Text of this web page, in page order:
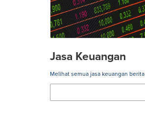
Jasa Keuangan
Melihat semua jasa keuangan berita